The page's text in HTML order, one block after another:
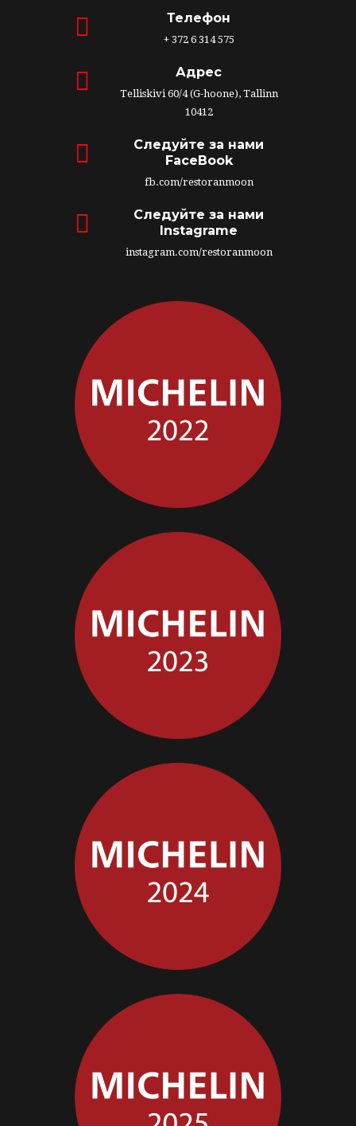
Телефон
+ 372 6 314 575
Адрес
Telliskivi 60/4 (G-hoone), Tallinn
10412
Следуйте за нами
FaceBook
fb.com/restoranmoon
Следуйте за нами
Instagrame
instagram.com/restoranmoon